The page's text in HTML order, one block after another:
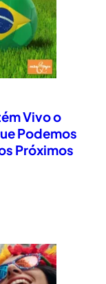
Vivo o
Podemos
Próximos